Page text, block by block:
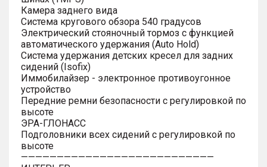
Камера заднего вида
Система кругового обзора 540 градусов
Электрический стояночный тормоз с функцией
автоматического удержания (Auto Hold)
Система удержания детских кресел для задних
сидений (Isofix)
Иммобилайзер - электронное противоугонное
устройство
Передние ремни безопасности с регулировкой по
высоте
ЭРА-ГЛОНАСС
Подголовники всех сидений с регулировкой по
высоте
———————————————————————————